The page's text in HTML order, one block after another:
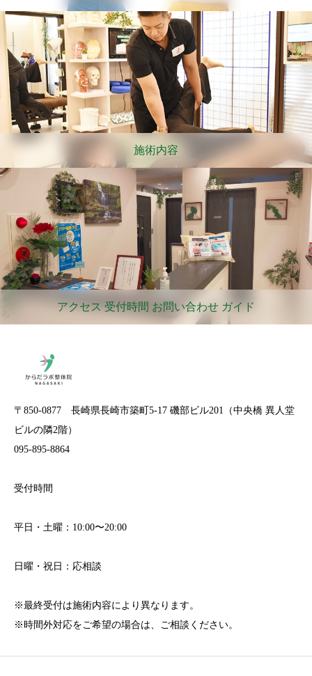
施術内容
アクセス 受付時間 お問い合わせ ガイド
〒850-0877 長崎県長崎市築町5-17 磯部ビル201（中央橋 異人堂
ビルの隣2階）
095-895-8864
受付時間
平日・土曜：10:00〜20:00
日曜・祝日：応相談
※最終受付は施術内容により異なります。
※時間外対応をご希望の場合は、ご相談ください。